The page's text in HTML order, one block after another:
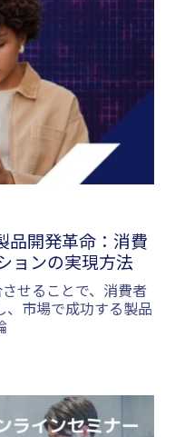
品開発革命：消費
ョンの実現方法
せることで、消費者
、市場で成功する製品